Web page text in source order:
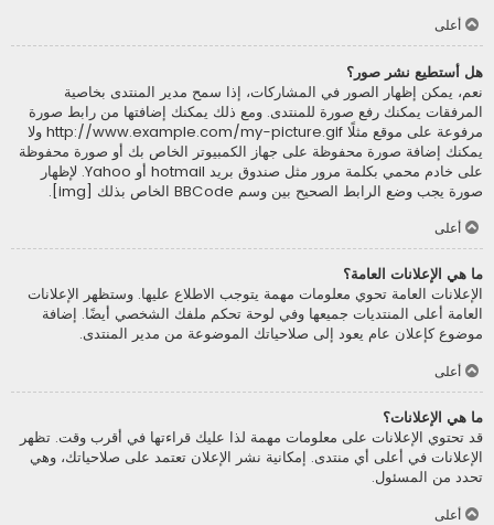
أعلى
هل أستطيع نشر صور؟
نعم، يمكن إظهار الصور في المشاركات، إذا سمح مدير المنتدى بخاصية
المرفقات يمكنك رفع صورة للمنتدى. ومع ذلك يمكنك إضافتها من رابط صورة
مرفوعة على موقع مثلًا http://www.example.com/my-picture.gif ولا
يمكنك إضافة صورة محفوظة على جهاز الكمبيوتر الخاص بك أو صورة محفوظة
على خادم محمي بكلمة مرور مثل صندوق بريد hotmail أو Yahoo. لإظهار
صورة يجب وضع الرابط الصحيح بين وسم BBCode الخاص بذلك [img].
أعلى
ما هي الإعلانات العامة؟
الإعلانات العامة تحوي معلومات مهمة يتوجب الاطلاع عليها. وستظهر الإعلانات
العامة أعلى المنتديات جميعها وفي لوحة تحكم ملفك الشخصي أيضًا. إضافة
موضوع كإعلان عام يعود إلى صلاحياتك الموضوعة من مدير المنتدى.
أعلى
ما هي الإعلانات؟
قد تحتوي الإعلانات على معلومات مهمة لذا عليك قراءتها في أقرب وقت. تظهر
الإعلانات في أعلى أي منتدى. إمكانية نشر الإعلان تعتمد على صلاحياتك، وهي
تحدد من المسئول.
أعلى